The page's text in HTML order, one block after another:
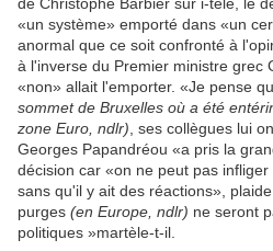
de Christophe Barbier sur i-télé, le
«un système» emporté dans «un
anormal que ce soit confronté à
à l'inverse du Premier ministre grec
«non» allait l'emporter. «Je pense
sommet de Bruxelles où a été
zone Euro, ndlr), ses collègues lui
Georges Papandréou «a pris la
décision car «on ne peut pas
sans qu'il y ait des réactions»,
purges (en Europe, ndlr) ne seront
politiques »martèle-t-il.